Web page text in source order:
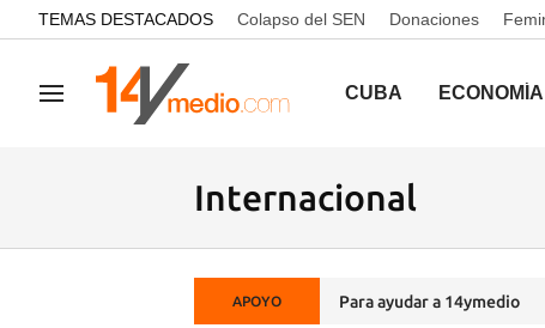
common.go-to-content
TEMAS DESTACADOS Colapso del SEN Donaciones
Navegación CUBA ECONOMÍA
Internacional
APOYO Para ayudar a 14ymedio